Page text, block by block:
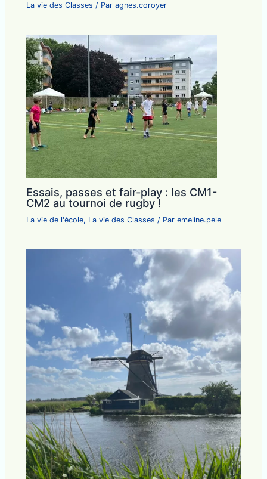
La vie des Classes / Paragnes.coroyer
Essais, passes et fair-play : les CM1-
CM2 au tournoi de rugby !
La vie de l'école, La vie des Classes / Paremeline.pele